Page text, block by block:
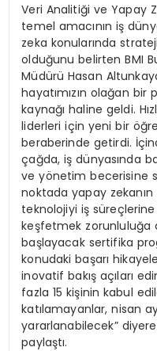
Veri Analitiği ve Yapay
temel amacının iş
zeka konularında
olduğunu belirten BMI
Müdürü Hasan
hayatımızın olağan bir
kaynağı haline geldi.
liderleri için yeni bir
beraberinde getirdi.
çağda, iş dünyasında
ve yönetim becerisine
noktada yapay
teknolojiyi iş
keşfetmek zorunluluğa
başlayacak sertifika
konudaki başarı
inovatif bakış açıları
fazla 15 kişinin kabul
katılamayanlar, nisan
yararlanabilecek”
paylaştı.